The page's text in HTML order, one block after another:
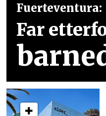
Fuerteventura:
Far